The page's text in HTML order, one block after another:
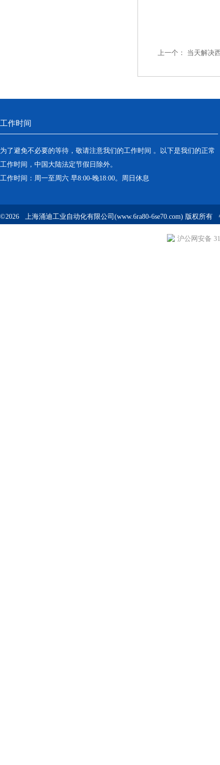
上一个： 当天解决
工作时间
为了避免不必要的等待，敬请注意我们的工作时间 。以下是我们的正常
工作时间，中国大陆法定节假日除外。
工作时间：周一至周六 早8:00-晚18:00。周日休息
©2026 上海涌迪工业自动化有限公司(www.6ra80-6se70.com) 版权所有
沪公网安备